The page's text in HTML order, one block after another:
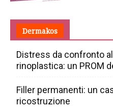
Dermakos
Distress da confronto
rinoplastica: un PROM
Filler permanenti: un
ricostruzione